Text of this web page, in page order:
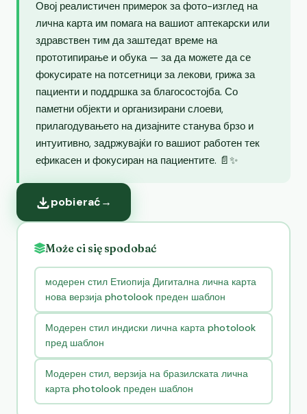
Овој реалистичен примерок за фото-изглед на
лична карта им помага на вашиот аптекарски или
здравствен тим да заштедат време на
прототипирање и обука — за да можете да се
фокусирате на потсетници за лекови, грижа за
пациенти и поддршка за благосостојба. Со
паметни објекти и организирани слоеви,
прилагодувањето на дизајните станува брзо и
интуитивно, задржувајќи го вашиот работен тек
ефикасен и фокусиран на пациентите. 📄✨
pobierać→
Może ci się spodobać
модерен стил Етиопија Дигитална лична карта
нова верзија photolook преден шаблон
Модерен стил индиски лична карта photolook
пред шаблон
Модерен стил, верзија на бразилската лична
карта photolook преден шаблон